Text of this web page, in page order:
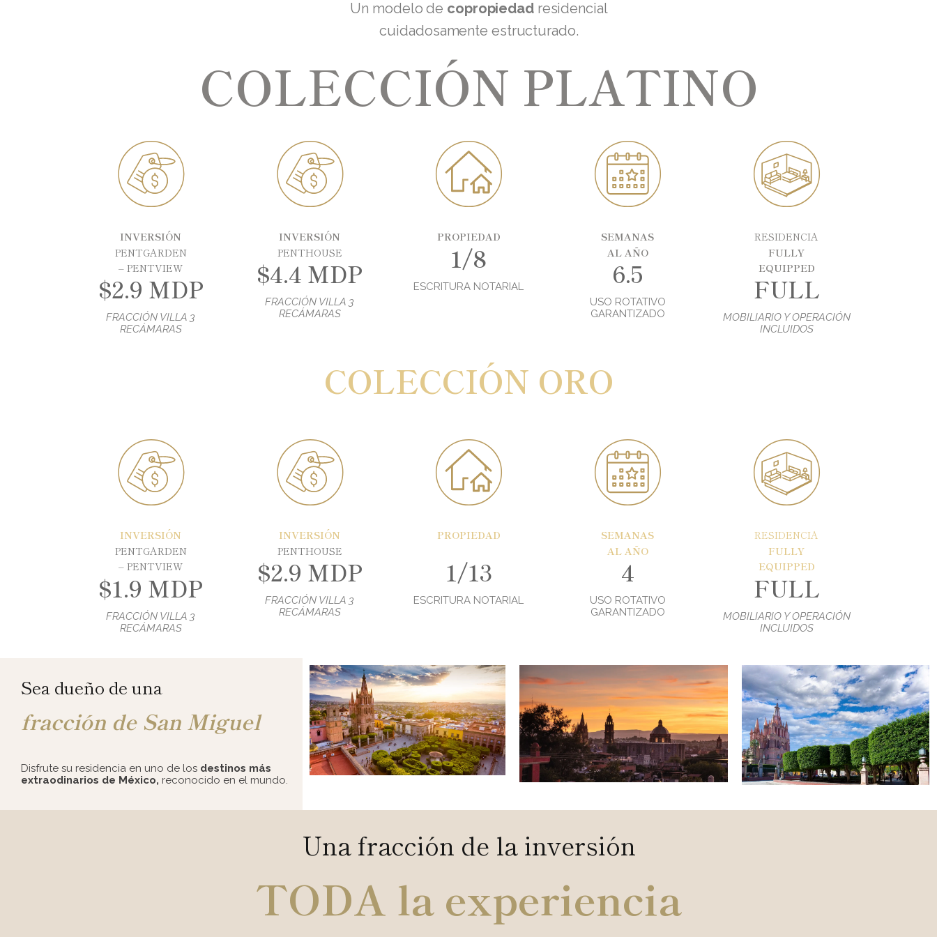
Un modelo de copropiedadresidencial
cuidadosamente estructurado.
COLECCIÓN PLATINO
INVERSIÓN
PENTGARDEN
– PENTVIEW
$2.9 MDP
FRACCIÓN VILLA 3
RECÁMARAS
INVERSIÓN
PENTHOUSE
$4.4 MDP
FRACCIÓN VILLA 3
RECÁMARAS
PROPIEDAD
1/8
ESCRITURA NOTARIAL
SEMANAS
AL AÑO
6.5
USO ROTATIVO
GARANTIZADO
RESIDENCIA
FULLY
EQUIPPED
FULL
MOBILIARIO Y OPERACIÓN
INCLUIDOS
COLECCIÓN ORO
INVERSIÓN
PENTGARDEN
– PENTVIEW
$1.9 MDP
FRACCIÓN VILLA 3
RECÁMARAS
INVERSIÓN
PENTHOUSE
$2.9 MDP
FRACCIÓN VILLA 3
RECÁMARAS
PROPIEDAD
1/13
ESCRITURA NOTARIAL
SEMANAS
AL AÑO
4
USO ROTATIVO
GARANTIZADO
RESIDENCIA
FULLY
EQUIPPED
FULL
MOBILIARIO Y OPERACIÓN
INCLUIDOS
Sea dueño de una
fracción de San Miguel
Disfrute su residencia en uno de los destinos más
extraodinarios de México, reconocido en el mundo.
Una fracción de la inversión
TODA la experiencia